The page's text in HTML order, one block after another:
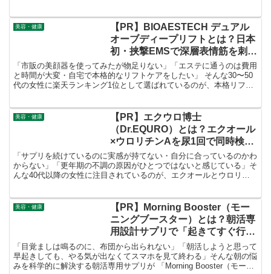
美容・健康
【PR】BIOAESTECH デュアル
オーブディープリフトとは？日本
初・挟撃EMSで深層表情筋を刺激
する楽天ランキング1位の本格リ
フトケア美顔器を徹底解説！
「市販の美顔器を使ってみたが物足りない」「エステに通うのは費用
と時間が大変・自宅で本格的なリフトケアをしたい」 そんな30〜50
代の女性に楽天ランキング1位として選ばれているのが、本格リフト
美容・健康
【PR】エクウロ博士
（Dr.EQURO）とは？エクオール
×ウロリチンAを尿1回で同時検
査・体質を数値化する更年期世代
注目の検査キットを徹底解説！
「サプリを続けているのに実感が持てない・自分に合っているのかわ
からない」「更年期の不調の原因がひとつではないと感じている」そ
んな40代以降の女性に注目されているのが、エクオールとウロリチ
美容・健康
【PR】Morning Booster（モー
ニングブースター）とは？朝活専
用設計サプリで「起きてすぐ行動
できる朝」をつくる方法を徹底解
説！
「目覚ましは鳴るのに、布団から出られない」「朝活しようと思って
早起きしても、やる気が出なくてスマホを見て終わる」そんな朝の悩
みを科学的に解決する朝活専用サプリが 「Morning Booster（モーニ